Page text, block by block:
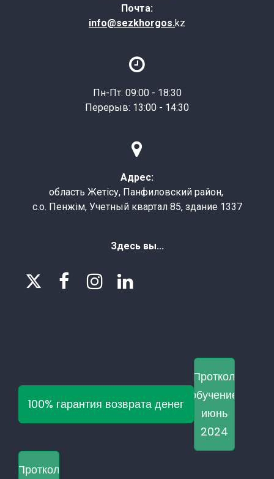
Почта:
info@sezkhorgos.kz

Пн-Пт: 09:00 - 18:30
Перерыв: 13:00 - 14:30

Адрес:
область Жетісу, Панфиловский район,
с.о. Пенжім, Учетный квартал 85, здание 1337
Здесь вы...
   
100% гарантия возврата денег
Проткол
обучение
июнь
2024
Проткол